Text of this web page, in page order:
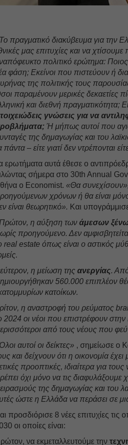
πραγματικό διακύβευμα για την
μας επιτυχίες και να
πολιτικό ερώτημα:
φάση; Εκείνοι που πιστεύουν ή
της πολιτικής τους
παραμένουν μερικές δεκαετίες
και διεθνή πραγματικότητα;
γνώσεις για να
Ή μήπως αυτοί που
της δημαγωγίας και του
πάντα – είτε γιατί δεν ντρέπονται
ερωτήματα αυτά έθεσε ο
σήμερα στο 30th Annual
ο Economist.«Θα
χρόνων ή θα είναι
είναι θεωρητικό». Και
η αύξηση τωνάμεσων
προηγούμενο. Δεν
real estate όπως είναι ο αστικός
η μείωση τηςανεργίας.
560.000 επιπλέον
κατοίκων.
η αναστροφή του ρεύματος
2024 οι νέοι που επιστρέφουν
από τους νέους που
αυτοί οι δείκτες» , σημείωσε ο
και δείχνουν ότι η οικονομία
προοπτικές, ιδιαίτερα για
όχι μόνο να τις
της δημαγωγίας και του
ώστε η Ελλάδα να περάσει σε
προσδιόρισε 8 νέες επιτυχίες
οι οποίες είναι:
να εκμεταλλευτούμε την